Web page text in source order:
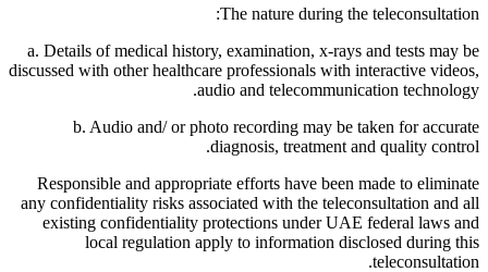
The nature during the teleconsultation:
a. Details of medical history, examination, x-rays and tests may be
discussed with other healthcare professionals with interactive videos,
audio and telecommunication technology.
b. Audio and/ or photo recording may be taken for accurate
diagnosis, treatment and quality control.
Responsible and appropriate efforts have been made to eliminate
any confidentiality risks associated with the teleconsultation and all
existing confidentiality protections under UAE federal laws and
local regulation apply to information disclosed during this
teleconsultation.